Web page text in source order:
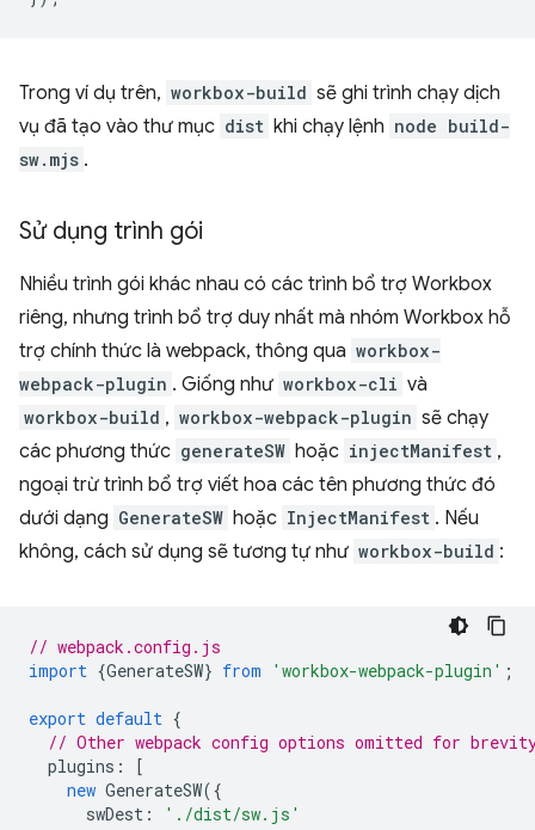
Trong ví dụ trên, workbox-build sẽ ghi trình chạy dịch
vụ đã tạo vào thư mục dist khi chạy lệnh node build-
sw.mjs .
Sử dụng trình gói
Nhiều trình gói khác nhau có các trình bổ trợ Workbox
riêng, nhưng trình bổ trợ duy nhất mà nhóm Workbox hỗ
trợ chính thức là webpack, thông qua workbox-
webpack-plugin . Giống như workbox-cli và
workbox-build , workbox-webpack-plugin sẽ chạy
các phương thức generateSW hoặc injectManifest ,
ngoại trừ trình bổ trợ viết hoa các tên phương thức đó
dưới dạng GenerateSW hoặc InjectManifest . Nếu
không, cách sử dụng sẽ tương tự như workbox-build :
// webpack.config.js
import {GenerateSW} from 'workbox-webpack-plugin' ;
export default {
// Other webpack config options omitted for
plugins :
[
new GenerateSW({
swDest :
'./dist/sw.js'